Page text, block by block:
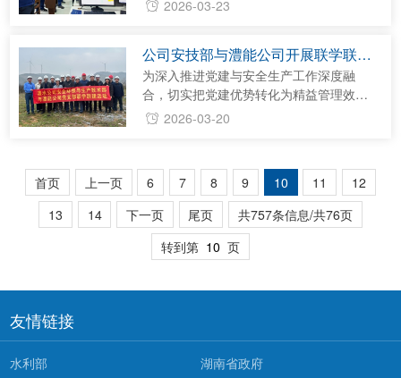
向...
改、“六项机制”运用、水情预警预报等工作
情况的汇报，仔细询问当前库水位、出入
库流量等调度运行状况，重点了解数字孪
生“四预”能力提升系统试运行情况。3月19
查。...
2026-03-23
公司安技部与澧能公司开展联学联建
活动
为深入推进党建与安全生产工作深度融
合，切实把党建优势转化为精益管理效
能，3月16日至17日，公司安技部党支部
升。公司党组成员、副总经理郑静全程参
与活动。 活动中，郑静带领安技部党员同
志深入风电场一线，先后前往风机作业现
场、升压站主控室，详细察看风机运行状
态、设备运维流程及安全生产防控措施落
实情况，重点询问设备日常巡检、故障排
2026-03-20
首页 上一页 6 7 8 9 10 11
12
13
14 下一页 尾页
共757条信息/共76页
转到第
页
友情链接
水利部 湖南省政府